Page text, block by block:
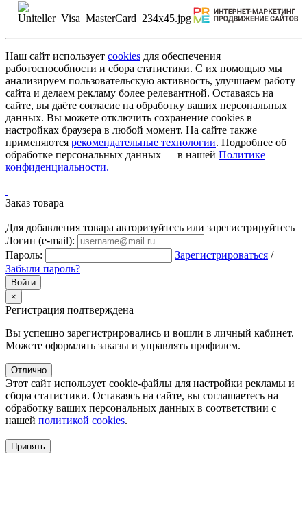
Наш сайт использует cookies для обеспечения
работоспособности и сбора статистики. С их помощью мы
анализируем пользовательскую активность, улучшаем работу
сайта и делаем рекламу более релевантной. Оставаясь на
сайте, вы даёте согласие на обработку ваших персональных
данных. Вы можете отключить сохранение cookies в
настройках браузера в любой момент. На сайте также
применяются рекомендательные технологии. Подробнее об
обработке персональных данных — в нашей Политике
конфиденциальности.
Заказ товара
Для добавления товара авторизуйтесь или зарегистрируйтесь
Логин (e-mail):
Пароль:
Зарегистрироваться /
Забыли пароль?
×
Регистрация подтверждена
Вы успешно зарегистрировались и вошли в личный кабинет.
Можете оформлять заказы и управлять профилем.
Отлично
Этот сайт использует cookie-файлы для настройки рекламы и
сбора статистики. Оставаясь на сайте, вы соглашаетесь на
обработку ваших персональных данных в соответствии с
нашей политикой cookies.
Принять